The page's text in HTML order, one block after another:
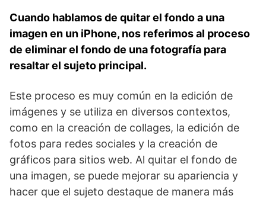
Cuando hablamos de quitar el fondo⁣ a una
imagen en un iPhone, nos referimos al proceso
de ⁤eliminar el fondo de una ‍fotografía para
resaltar el sujeto principal.
Este proceso es muy común en la edición de
imágenes y se utiliza en diversos contextos,⁣
como en la creación ‍de collages, la edición de
fotos para redes sociales ⁣y la creación de
gráficos para sitios web. Al ​quitar el fondo de
una imagen, se puede mejorar su apariencia ​y
hacer que⁢ el sujeto destaque de ​manera más